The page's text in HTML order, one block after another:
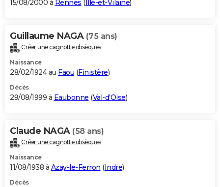
15/08/2000 à Rennes (Ille-et-Vilaine)
Guillaume NAGA (75 ans)
Créer une cagnotte obsèques
Naissance
28/02/1924 au Faou (Finistère)
Décès
29/08/1999 à Eaubonne (Val-d'Oise)
Claude NAGA (58 ans)
Créer une cagnotte obsèques
Naissance
11/08/1938 à Azay-le-Ferron (Indre)
Décès